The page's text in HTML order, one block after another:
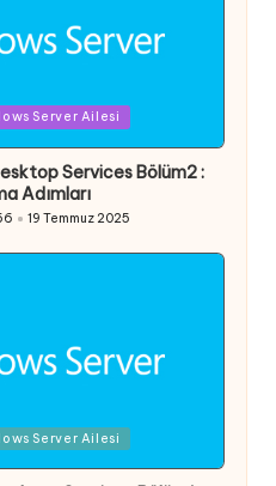
Server Ailesi
Services Bölüm2 :
Adımları
19 Temmuz 2025
Server Ailesi